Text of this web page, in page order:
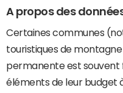
A propos des
Certaines communes
touristiques de
permanente est
éléments de leur budget